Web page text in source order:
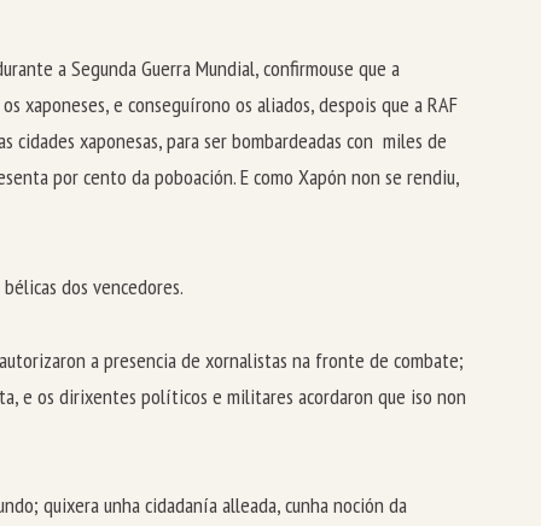
a Segunda Guerra Mundial, confirmouse que a
xaponeses, e conseguírono os aliados, despois que a RAF
cidades xaponesas, para ser bombardeadas con miles de
por cento da poboación. E como Xapón non se rendiu,
dos vencedores.
a presencia de xornalistas na fronte de combate;
e os dirixentes políticos e militares acordaron que iso non
quixera unha cidadanía alleada, cunha noción da